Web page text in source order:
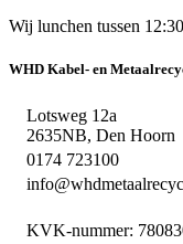
Wij lunchen tussen
WHD Kabel- en
Lotsweg 12a
2635NB, Den Hoorn
0174 723100
KVK-nummer: